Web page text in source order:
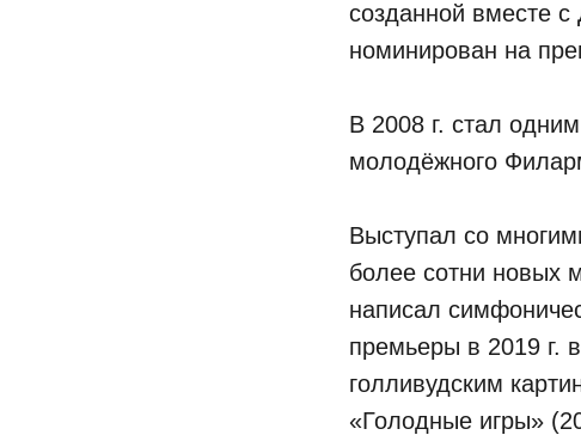
созданной вместе
номинирован на
В 2008 г. стал
молодёжного
Выступал со
более сотни новых
написал
премьеры в 2019 г.
голливудским
«Голодные игры»